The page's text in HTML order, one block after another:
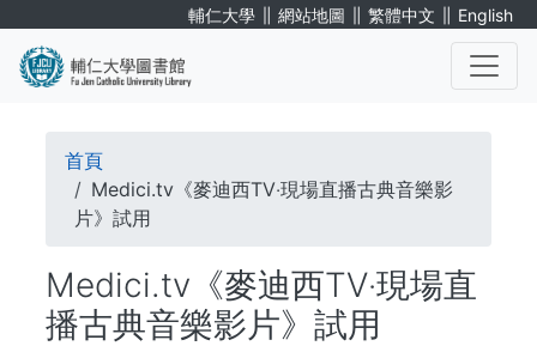
輔仁大學 ∥ 網站地圖 ∥ 繁體中文 ∥ English
導
航
結
首頁
Medici.tv《麥迪西TV‧現場直播古典音樂影
片》試用
Medici.tv《麥迪西TV‧現場直
播古典音樂影片》試用